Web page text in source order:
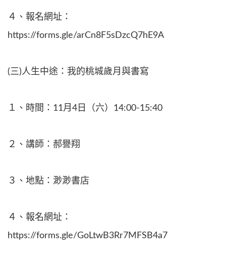
４、報名網址：
https://forms.gle/arCn8F5sDzcQ7hE9A
(三)人生中途：我的桃城歲月與書寫
１、時間：11月4日（六）14:00-15:40
２、講師：郝譽翔
３、地點：渺渺書店
４、報名網址：
https://forms.gle/GoLtwB3Rr7MFSB4a7